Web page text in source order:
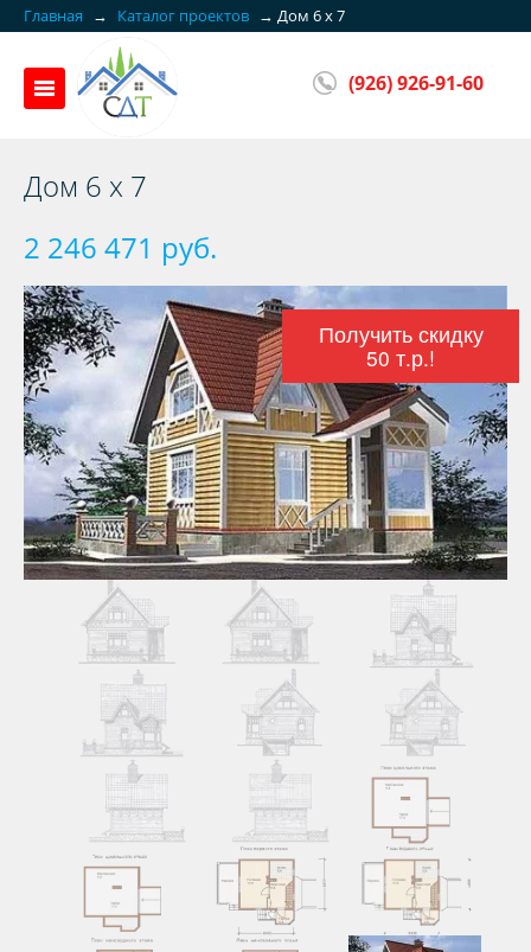
Главная → Каталог проектов → Дом 6 х 7
(926) 926-91-60
Дом 6 х 7
2 246 471 руб.
Получить скидку
50 т.р.!